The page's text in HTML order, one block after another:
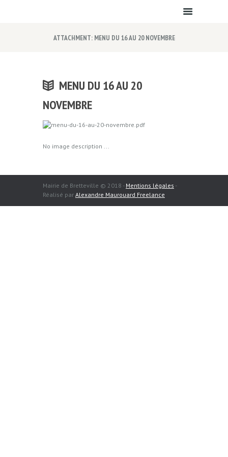
ATTACHMENT: MENU DU 16 AU 20 NOVEMBRE
MENU DU 16 AU 20
NOVEMBRE
No image description ...
Mairie de Bretteville © 2018 - Mentions légales -
Réalisé par Alexandre Maurouard Freelance